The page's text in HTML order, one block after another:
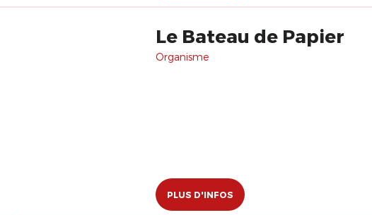
Le Bateau de Papier
Organisme
PLUS D'INFOS